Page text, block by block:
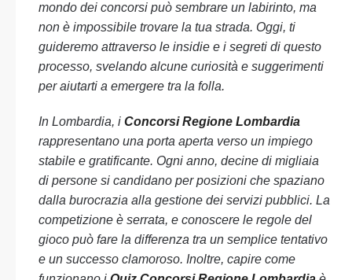
mondo dei concorsi può sembrare un labirinto, ma
non è impossibile trovare la tua strada. Oggi, ti
guideremo attraverso le insidie e i segreti di questo
processo, svelando alcune curiosità e suggerimenti
per aiutarti a emergere tra la folla.
In Lombardia, i Concorsi Regione Lombardia
rappresentano una porta aperta verso un impiego
stabile e gratificante. Ogni anno, decine di migliaia
di persone si candidano per posizioni che spaziano
dalla burocrazia alla gestione dei servizi pubblici. La
competizione è serrata, e conoscere le regole del
gioco può fare la differenza tra un semplice tentativo
e un successo clamoroso. Inoltre, capire come